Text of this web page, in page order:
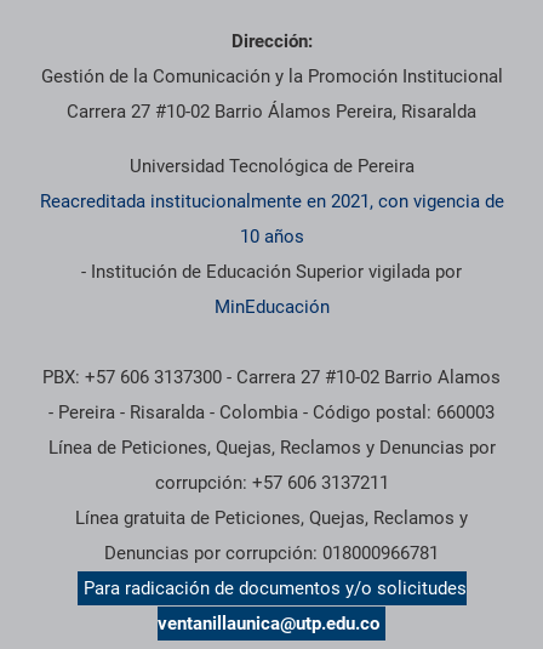
Dirección:
Gestión de la Comunicación y la Promoción Institucional
Carrera 27 #10-02 Barrio Álamos Pereira, Risaralda
Universidad Tecnológica de Pereira
Reacreditada institucionalmente en 2021, con vigencia de
10 años
- Institución de Educación Superior vigilada por
MinEducación
PBX: +57 606 3137300 - Carrera 27 #10-02 Barrio Alamos
- Pereira - Risaralda - Colombia - Código postal: 660003
Línea de Peticiones, Quejas, Reclamos y Denuncias por
corrupción: +57 606 3137211
Línea gratuita de Peticiones, Quejas, Reclamos y
Denuncias por corrupción: 018000966781
Para radicación de documentos y/o solicitudes
ventanillaunica@utp.edu.co